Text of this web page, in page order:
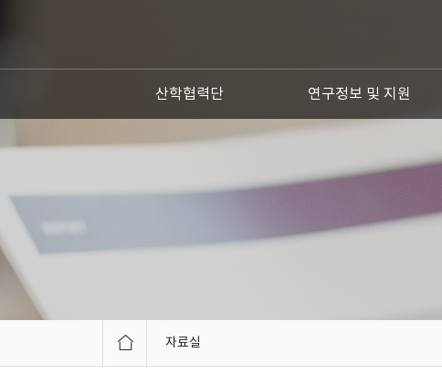
산학협력단 연구정보 및 지원
자료실